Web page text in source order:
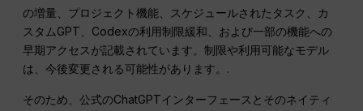
の増量、プロジェクト機能、スケジュールされたタスク、カ
スタムGPT、Codexの利用制限緩和、および一部の機能への
早期アクセスが記載されています。制限や利用可能なモデル
は、今後変更される可能性があります。.
そのため、公式のChatGPTインターフェースとそのネイティ